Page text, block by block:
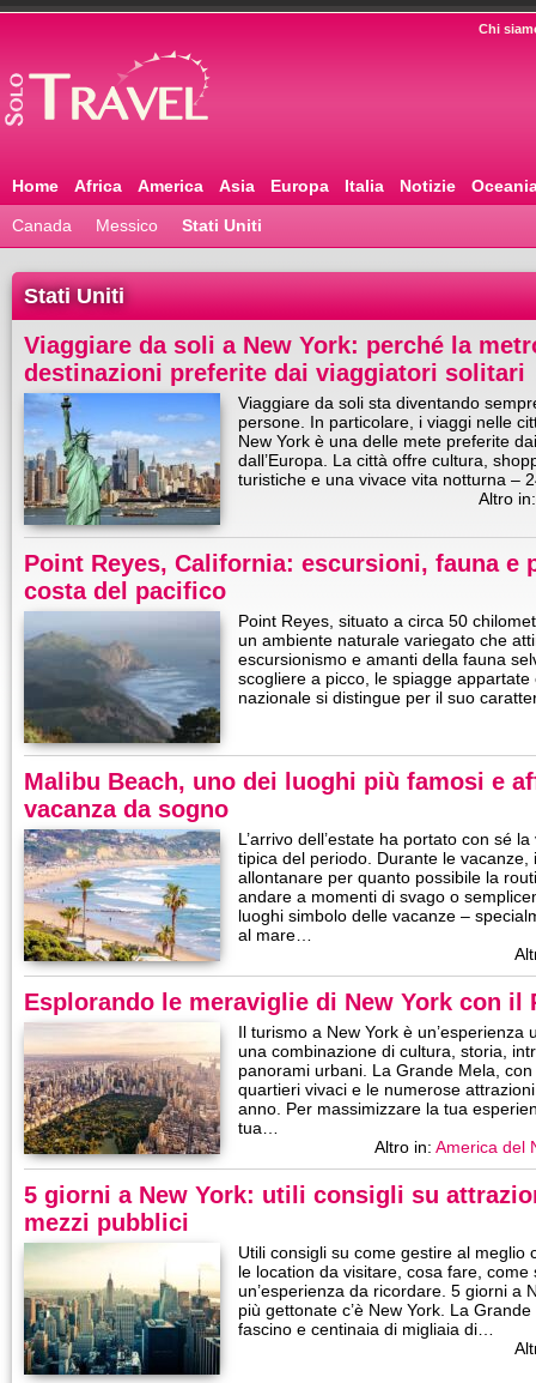
Chi
Home Africa America Asia Europa Italia Notizie
Canada Messico Stati Uniti
Stati Uniti
Viaggiare da soli a New York: perché la
destinazioni preferite dai viaggiatori solitari
Viaggiare da soli sta diventando
persone. In particolare, i viaggi nelle
New York è una delle mete preferite
dall’Europa. La città offre cultura,
turistiche e una vivace vita notturna –
Altro
Point Reyes, California: escursioni, fauna e
costa del pacifico
Point Reyes, situato a circa 50
un ambiente naturale variegato che
escursionismo e amanti della fauna
scogliere a picco, le spiagge
nazionale si distingue per il suo
Malibu Beach, uno dei luoghi più famosi e
vacanza da sogno
L’arrivo dell’estate ha portato con sé
tipica del periodo. Durante le
allontanare per quanto possibile la
andare a momenti di svago o
luoghi simbolo delle vacanze –
al mare…
Esplorando le meraviglie di New York con il
Il turismo a New York è
una combinazione di cultura, storia,
panorami urbani. La Grande Mela,
quartieri vivaci e le numerose
anno. Per massimizzare la tua
tua…
Altro in: America del
5 giorni a New York: utili consigli su
mezzi pubblici
Utili consigli su come gestire al meglio
le location da visitare, cosa fare,
un’esperienza da ricordare. 5 giorni a
più gettonate c’è New York. La
fascino e centinaia di migliaia di…